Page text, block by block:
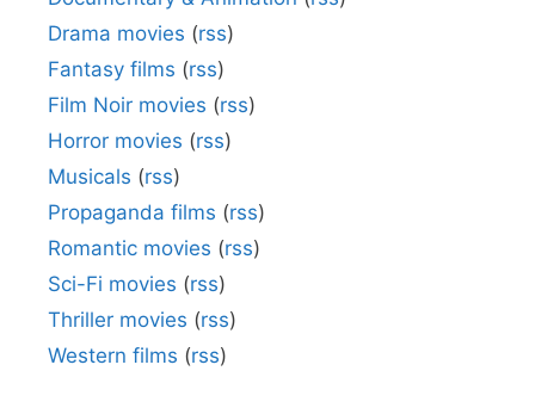
Drama movies (rss)
Fantasy films (rss)
Film Noir movies (rss)
Horror movies (rss)
Musicals (rss)
Propaganda films (rss)
Romantic movies (rss)
Sci-Fi movies (rss)
Thriller movies (rss)
Western films (rss)